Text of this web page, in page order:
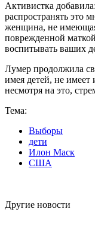
Активистка
распространять это
женщина, не
поврежденной
воспитывать ваших
Лумер продолжила
имея детей, не имеет
несмотря на это,
Тема:
Выборы
дети
Илон Маск
США
Другие новости